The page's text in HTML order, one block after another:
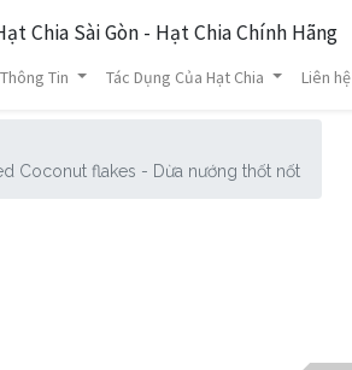
Chia Sài Gòn - Hạt Chia Chính Hãng
Thông Tin Tác Dụng Của Hạt Chia Liên hệ
Coconut flakes - Dừa nướng thốt nốt